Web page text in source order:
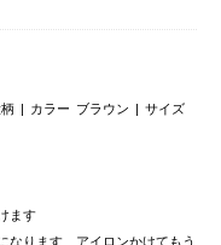
カラー ブラウン
サイズ
ます
なります アイロンかけてもう